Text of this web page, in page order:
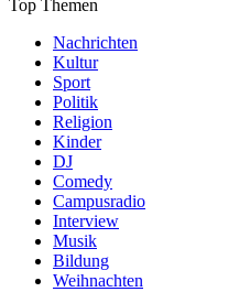
Top Themen
Nachrichten
Kultur
Sport
Politik
Religion
Kinder
DJ
Comedy
Campusradio
Interview
Musik
Bildung
Weihnachten